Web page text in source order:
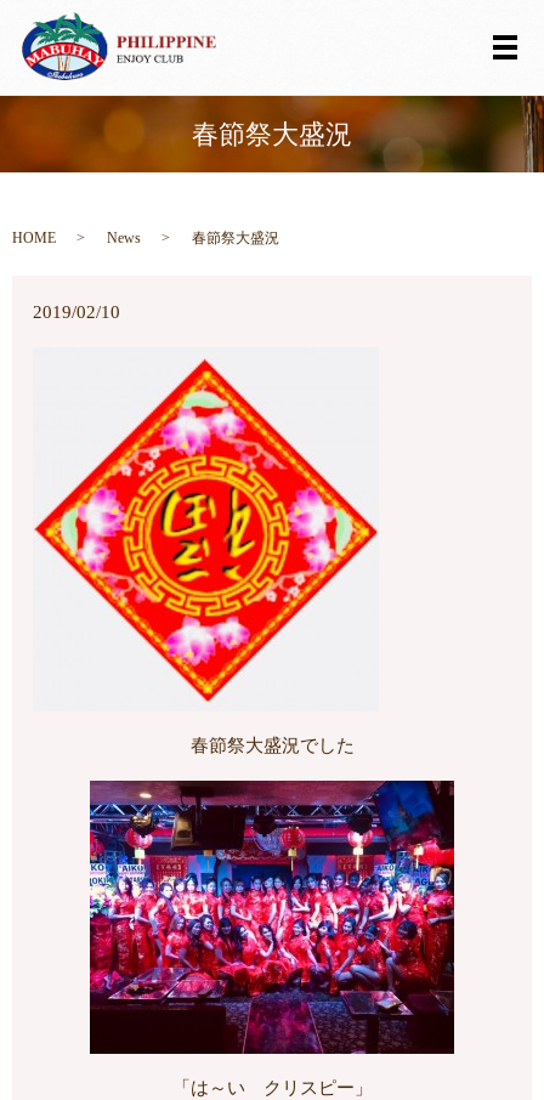
メ
春節祭大盛況
HOME News 春節祭大盛況
2019/02/10
春節祭大盛況でした
「は～い クリスピー」